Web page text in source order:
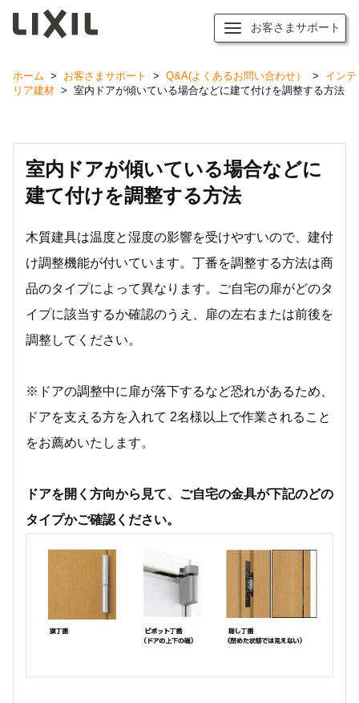
お客さまサポート
ホーム > お客さまサポート > Q&A(よくあるお問い合わせ） >
インテ
リア建材 > 室内ドアが傾いている場合などに建て付けを調整する方法
室内ドアが傾いている場合などに
建て付けを調整する方法
木質建具は温度と湿度の影響を受けやすいので、建付
け調整機能が付いています。丁番を調整する方法は商
品のタイプによって異なります。ご自宅の扉がどのタ
イプに該当するか確認のうえ、扉の左右または前後を
調整してください。
※ドアの調整中に扉が落下するなど恐れがあるため、
ドアを支える方を入れて 2名様以上で作業されること
をお薦めいたします。
ドアを開く方向から見て、ご自宅の金具が下記のどの
タイプかご確認ください。